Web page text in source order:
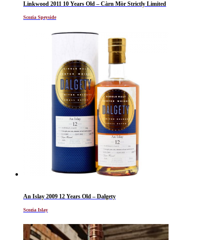
Linkwood 2011 10 Years Old – Càrn Mòr Strictly Limited
Scozia Speyside
An Islay 2009 12 Years Old – Dalgety
Scozia Islay